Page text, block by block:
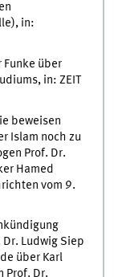
in:
Funke über
in: ZEIT
beweisen
Islam noch zu
Prof. Dr.
Hamed
vom 9.
Ludwig Siep
über Karl
Prof. Dr.